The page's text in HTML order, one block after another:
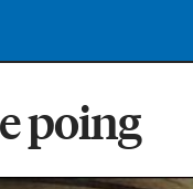
poing